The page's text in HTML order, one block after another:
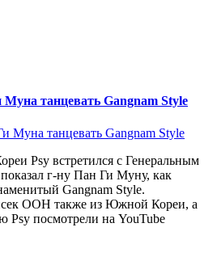
танцевать Gangnam Style
Psy встретился с Генеральным
г-ну Пан Ги Муну, как
Gangnam Style.
ООН также из Южной Кореи, а
Psy посмотрели на YouTube